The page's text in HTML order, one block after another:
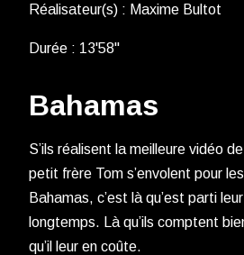
Réalisateur(s) : Maxime Bultot
Durée : 13'58''
Bahamas
S’ils réalisent la meilleure vidéo
petit frère Tom s’envolent pour
Bahamas, c’est là qu’est parti
longtemps. Là qu’ils comptent
qu’il leur en coûte.